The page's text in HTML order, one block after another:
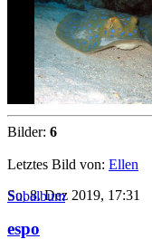
Bilder: 6
Letztes Bild von: Ellen
So, 8. Dez 2019, 17:31
Subalbum
espo